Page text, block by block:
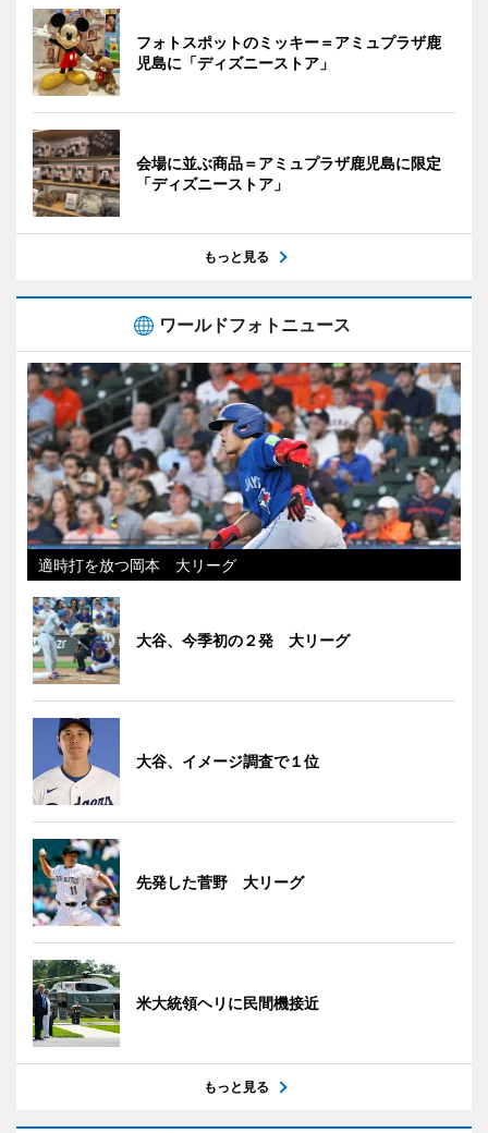
フォトスポットのミッキー＝アミュプラザ鹿
児島に「ディズニーストア」
会場に並ぶ商品＝アミュプラザ鹿児島に限定
「ディズニーストア」
もっと見る
ワールドフォトニュース
適時打を放つ岡本 大リーグ
大谷、今季初の２発 大リーグ
大谷、イメージ調査で１位
先発した菅野 大リーグ
米大統領ヘリに民間機接近
もっと見る